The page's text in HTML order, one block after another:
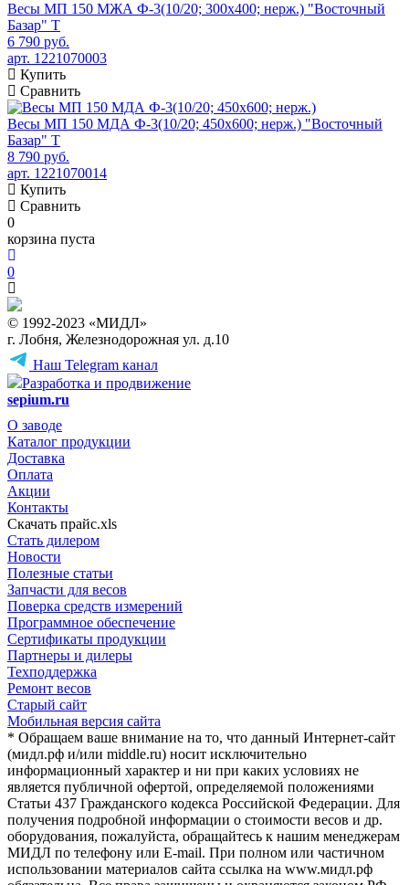
Весы МП 150 МЖА Ф-3(10/20; 300х400; нерж.) "Восточный
Базар" Т
6 790 руб.
арт. 1221070003
Купить
Сравнить
Весы МП 150 МДА Ф-3(10/20; 450х600; нерж.) "Восточный
Базар" Т
8 790 руб.
арт. 1221070014
Купить
Сравнить
0
корзина пуста
0
© 1992-2023 «МИДЛ»
г. Лобня, Железнодорожная ул. д.10
Наш Telegram канал
Разработка и продвижение
sepium.ru
О заводе
Каталог продукции
Доставка
Оплата
Акции
Контакты
Скачать прайс.xls
Стать дилером
Новости
Полезные статьи
Запчасти для весов
Поверка средств измерений
Программное обеспечение
Сертификаты продукции
Партнеры и дилеры
Техподдержка
Ремонт весов
Старый сайт
Мобильная версия сайта
* Обращаем ваше внимание на то, что данный Интернет-сайт
(мидл.рф и/или middle.ru) носит исключительно
информационный характер и ни при каких условиях не
является публичной офертой, определяемой положениями
Статьи 437 Гражданского кодекса Российской Федерации. Для
получения подробной информации о стоимости весов и др.
оборудования, пожалуйста, обращайтесь к нашим менеджерам
МИДЛ по телефону или E-mail. При полном или частичном
использовании материалов сайта ссылка на www.мидл.рф